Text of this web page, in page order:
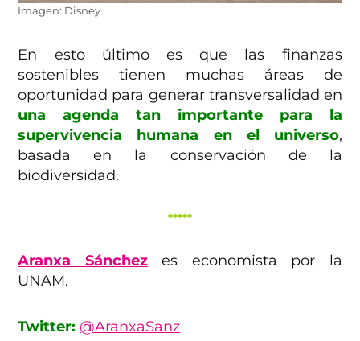
Imagen: Disney
En esto último es que las finanzas
sostenibles tienen muchas áreas de
oportunidad para generar transversalidad en
una agenda tan importante para la
supervivencia humana en el universo,
basada en la conservación de la
biodiversidad.
*****
Aranxa Sánchezes economista por la
UNAM.
Twitter: @AranxaSanz